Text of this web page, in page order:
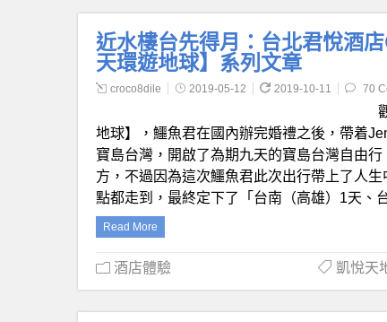
近水樓台先得月：台北君悅酒
天環遊地球】系列文章
croco8dile 2019-05-12 2019-10-11 70
地球】，鱷魚君在國內辦完婚禮之後，帶着
寶島台灣，開啟了為期九天的寶島台灣自由
方，不過因為這次鱷魚君此次出行帶上了人
點都走到，最終定下了「台南（高雄）1天、
Read More
酒店體驗 凱悅天